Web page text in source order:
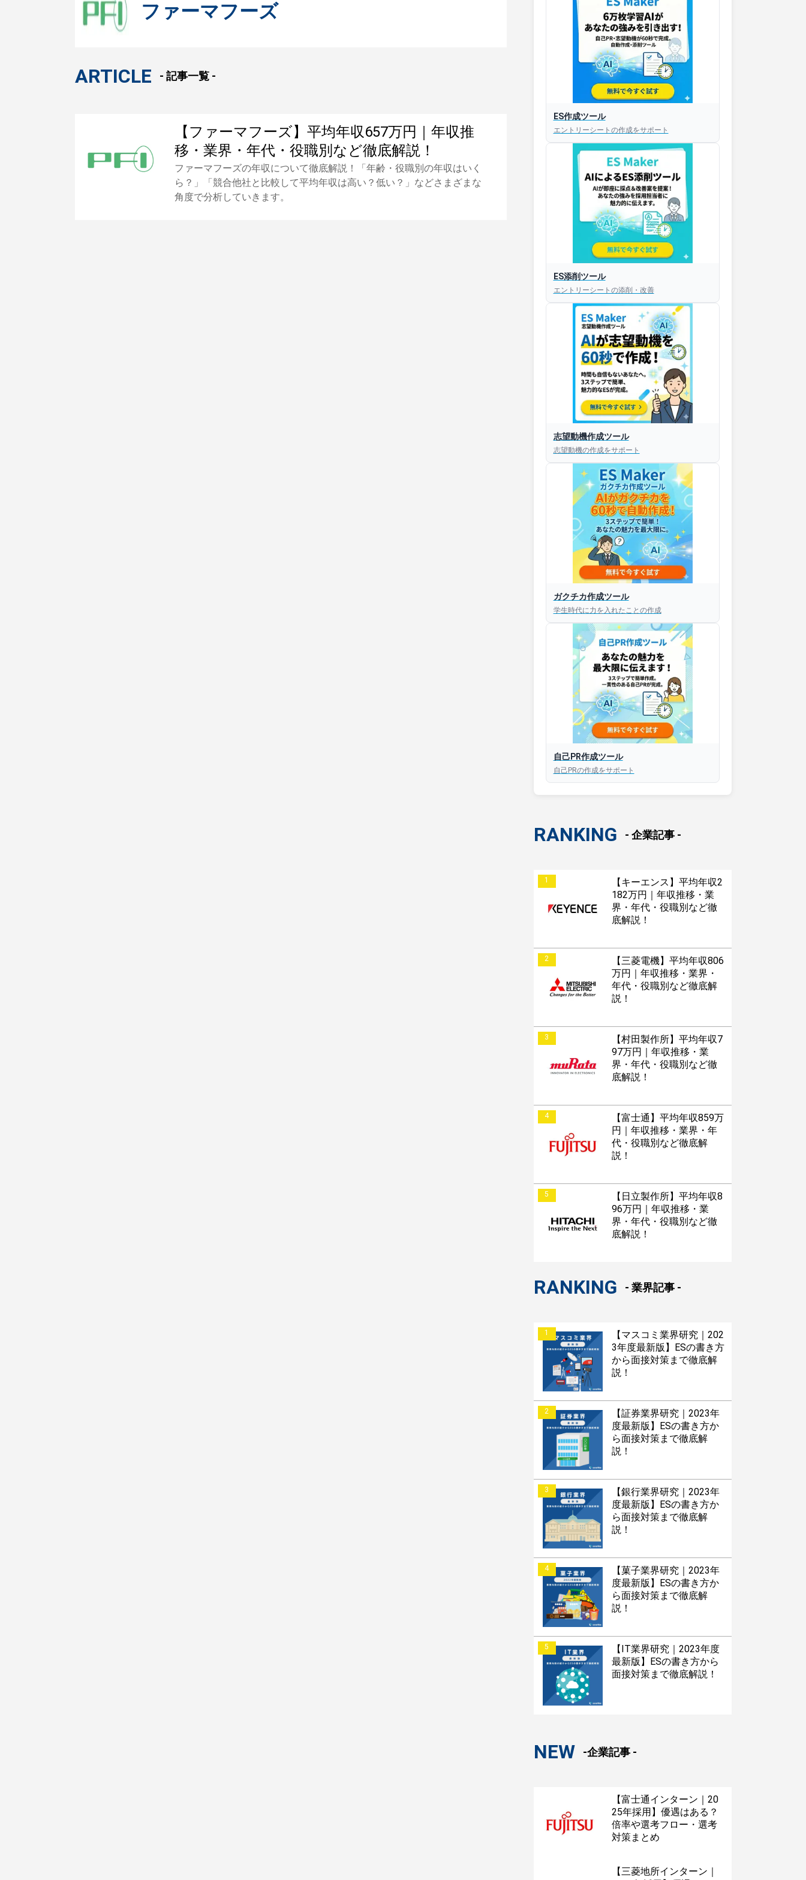
ファーマフーズ
ARTICLE - 記事一覧 -
【ファーマフーズ】平均年収657万円｜年収推
移・業界・年代・役職別など徹底解説！
ファーマフーズの年収について徹底解説！「年齢・役職別の年収はいく
ら？」「競合他社と比較して平均年収は高い？低い？」などさまざまな
角度で分析していきます。
ES作成ツール
エントリーシートの作成をサポート
ES添削ツール
エントリーシートの添削・改善
志望動機作成ツール
志望動機の作成をサポート
ガクチカ作成ツール
学生時代に力を入れたことの作成
自己PR作成ツール
自己PRの作成をサポート
RANKING - 企業記事 -
1
【キーエンス】平均年収2
182万円｜年収推移・業
界・年代・役職別など徹
底解説！
2
【三菱電機】平均年収806
万円｜年収推移・業界・
年代・役職別など徹底解
説！
3
【村田製作所】平均年収7
97万円｜年収推移・業
界・年代・役職別など徹
底解説！
4
【富士通】平均年収859万
円｜年収推移・業界・年
代・役職別など徹底解
説！
5
【日立製作所】平均年収8
96万円｜年収推移・業
界・年代・役職別など徹
底解説！
RANKING - 業界記事 -
1
【マスコミ業界研究｜202
3年度最新版】ESの書き方
から面接対策まで徹底解
説！
2
【証券業界研究｜2023年
度最新版】ESの書き方か
ら面接対策まで徹底解
説！
3
【銀行業界研究｜2023年
度最新版】ESの書き方か
ら面接対策まで徹底解
説！
4
【菓子業界研究｜2023年
度最新版】ESの書き方か
ら面接対策まで徹底解
説！
5
【IT業界研究｜2023年度
最新版】ESの書き方から
面接対策まで徹底解説！
NEW -企業記事 -
【富士通インターン｜20
25年採用】優遇はある？
倍率や選考フロー・選考
対策まとめ
【三菱地所インターン｜